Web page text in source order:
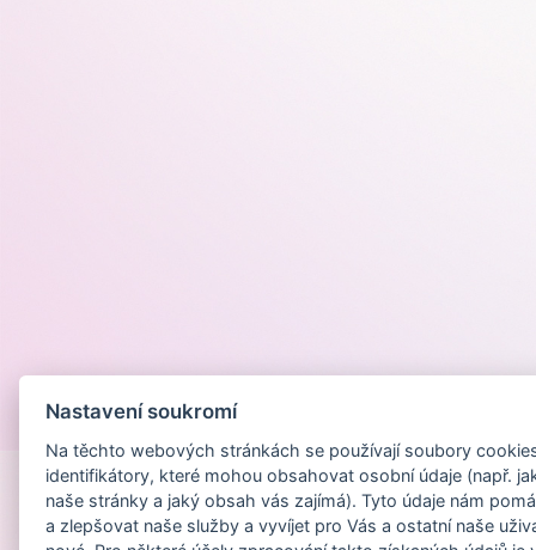
Nastavení soukromí
Na těchto webových stránkách se používají soubory
identifikátory, které mohou obsahovat osobní údaje (např.
naše stránky a jaký obsah vás zajímá). Tyto údaje nám
a zlepšovat naše služby a vyvíjet pro Vás a ostatní naše